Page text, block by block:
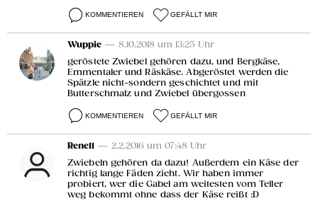
KOMMENTIEREN GEFÄLLT MIR
Wuppie — 8.10.2018 um 13:25 Uhr
geröstete Zwiebel gehören dazu, und Bergkäse,
Emmentaler und Räskäse. Abgeröstet werden die
Spätzle nicht-sondern geschichtet und mit
Butterschmalz und Zwiebel übergossen
KOMMENTIEREN GEFÄLLT MIR
Rene11 — 2.2.2016 um 07:48 Uhr
Zwiebeln gehören da dazu! Außerdem ein Käse der
richtig lange Fäden zieht. Wir haben immer
probiert, wer die Gabel am weitesten vom Teller
weg bekommt ohne dass der Käse reißt :D